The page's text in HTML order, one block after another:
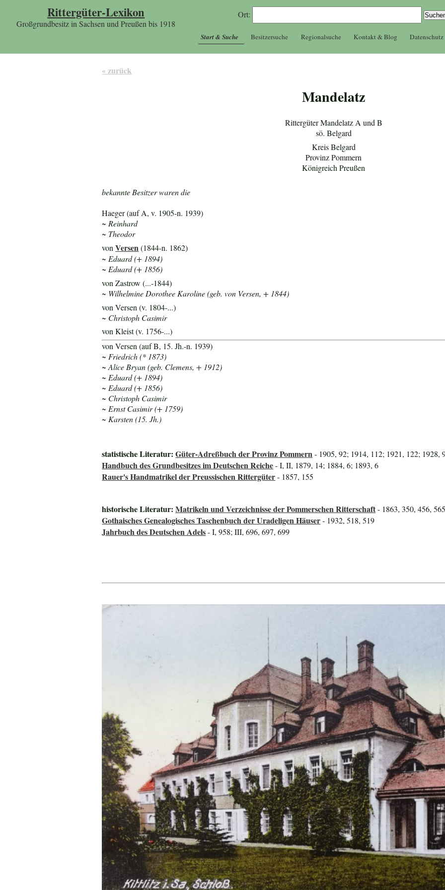
Rittergüter-Lexikon
Großgrundbesitz in Sachsen und Preußen bis 1918
Ort:
Start & Suche Besitzersuche Regionalsuche Kontakt & Blog Datenschutz
« zurück
Mandelatz
Rittergüter Mandelatz A und B
sö. Belgard
Kreis Belgard
Provinz Pommern
Königreich Preußen
bekannte Besitzer waren die
Haeger (auf A, v. 1905-n. 1939)
~ Reinhard
~ Theodor
vonVersen(1844-n. 1862)
~ Eduard (+ 1894)
~ Eduard (+ 1856)
von Zastrow (...-1844)
~ Wilhelmine Dorothee Karoline (geb. von Versen, + 1844)
von Versen (v. 1804-...)
~ Christoph Casimir
von Kleist (v. 1756-...)
von Versen (auf B, 15. Jh.-n. 1939)
~ Friedrich (* 1873)
~ Alice Bryan (geb. Clemens, + 1912)
~ Eduard (+ 1894)
~ Eduard (+ 1856)
~ Christoph Casimir
~ Ernst Casimir (+ 1759)
~ Karsten (15. Jh.)
statistische Literatur:Güter-Adreßbuch der Provinz Pommern- 1905, 92; 1914, 112; 1921, 122; 1928,
Handbuch des Grundbesitzes im Deutschen Reiche- I, II, 1879, 14; 1884, 6; 1893, 6
Rauer's Handmatrikel der Preussischen Rittergüter- 1857, 155
historische Literatur:Matrikeln und Verzeichnisse der Pommerschen Ritterschaft- 1863, 350, 456,
Gothaisches Genealogisches Taschenbuch der Uradeligen Häuser- 1932, 518, 519
Jahrbuch des Deutschen Adels- I, 958; III, 696, 697, 699